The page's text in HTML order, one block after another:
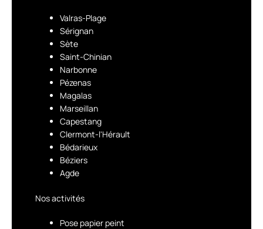
Valras-Plage
Sérignan
Sète
Saint-Chinian
Narbonne
Pézenas
Magalas
Marseillan
Capestang
Clermont-l'Hérault
Bédarieux
Béziers
Agde
Nos activités
Pose papier peint